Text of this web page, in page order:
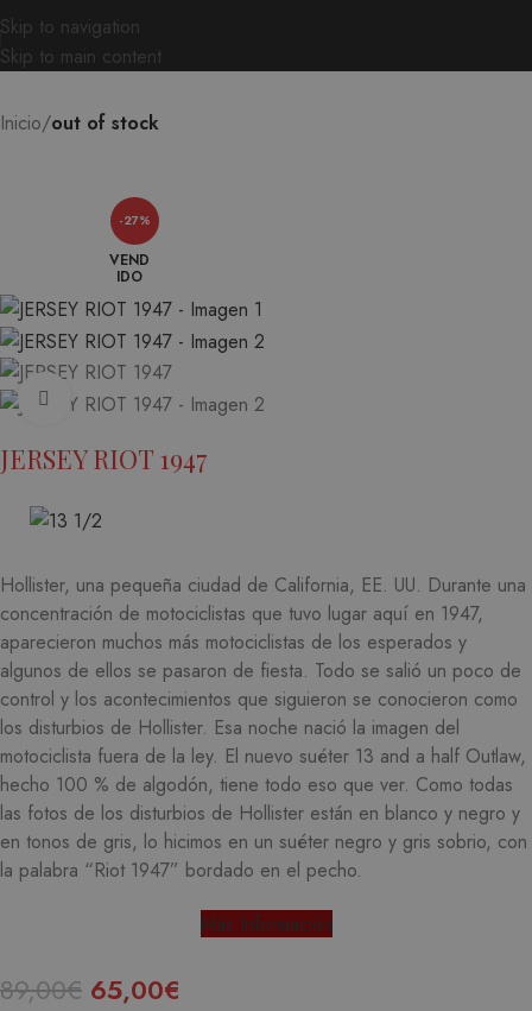
Skip to navigation
Skip to main content
Inicio out of stock
-27%
VEND
IDO
Ampliar
JERSEY RIOT 1947
Hollister, una pequeña ciudad de California, EE. UU. Durante una
concentración de motociclistas que tuvo lugar aquí en 1947,
aparecieron muchos más motociclistas de los esperados y
algunos de ellos se pasaron de fiesta. Todo se salió un poco de
control y los acontecimientos que siguieron se conocieron como
los disturbios de Hollister. Esa noche nació la imagen del
motociclista fuera de la ley. El nuevo suéter 13 and a half Outlaw,
hecho 100 % de algodón, tiene todo eso que ver. Como todas
las fotos de los disturbios de Hollister están en blanco y negro y
en tonos de gris, lo hicimos en un suéter negro y gris sobrio, con
la palabra “Riot 1947” bordado en el pecho.
Más Información
89,00€ 65,00€